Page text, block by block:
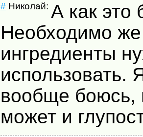
#Николай: А как это
Необходимо же
ингредиенты
использовать.
вообще боюсь,
может и